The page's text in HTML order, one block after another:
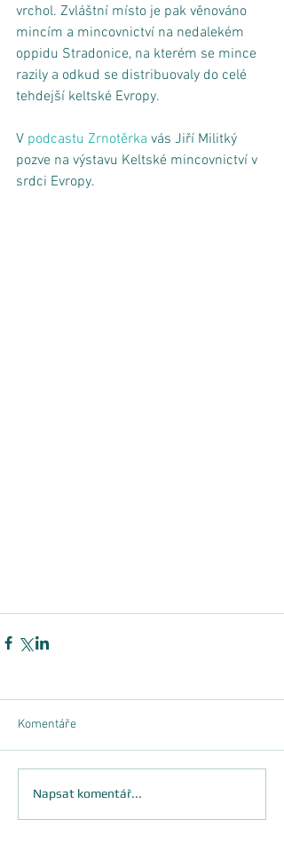
vrchol. Zvláštní místo je pak věnováno
mincím a mincovnictví na nedalekém
oppidu Stradonice, na kterém se mince
razily a odkud se distribuovaly do celé
tehdejší keltské Evropy.
V podcastu Zrnotěrka vás Jiří Militký
pozve na výstavu Keltské mincovnictví v
srdci Evropy.
Komentáře
Napsat komentář...